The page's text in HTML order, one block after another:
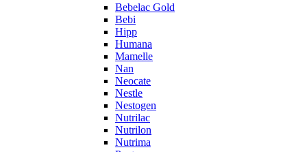
Bebelac Gold
Bebi
Hipp
Humana
Mamelle
Nan
Neocate
Nestle
Nestogen
Nutrilac
Nutrilon
Nutrima